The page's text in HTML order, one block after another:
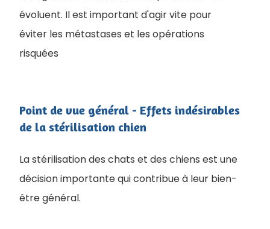
évoluent. Il est important d'agir vite pour
éviter les métastases et les opérations
risquées
Point de vue général - Effets indésirables
de la stérilisation chien
La stérilisation des chats et des chiens est une
décision importante qui contribue à leur bien-
être général.